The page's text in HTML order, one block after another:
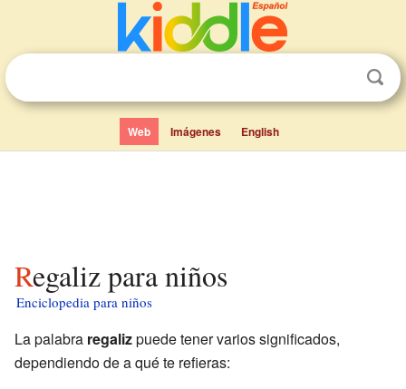
Web Imágenes English
Regaliz para niños
Enciclopedia para niños
La palabra regalizpuede tener varios significados,
dependiendo de a qué te refieras: